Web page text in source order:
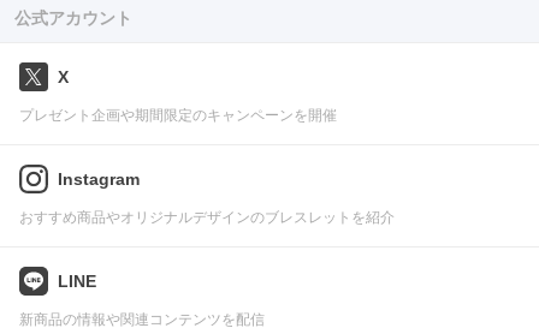
公式アカウント
X
プレゼント企画や期間限定のキャンペーンを開催
Instagram
おすすめ商品やオリジナルデザインのブレスレットを紹介
LINE
新商品の情報や関連コンテンツを配信